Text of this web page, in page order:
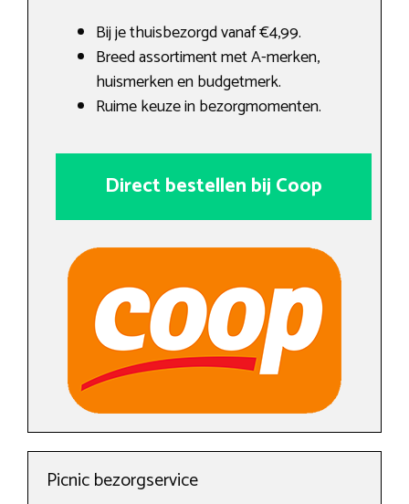
Bij je thuisbezorgd vanaf €4,99.
Breed assortiment met A-merken,
huismerken en budgetmerk.
Ruime keuze in bezorgmomenten.
Direct bestellen bij Coop
Picnic bezorgservice